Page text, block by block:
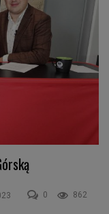
0 862